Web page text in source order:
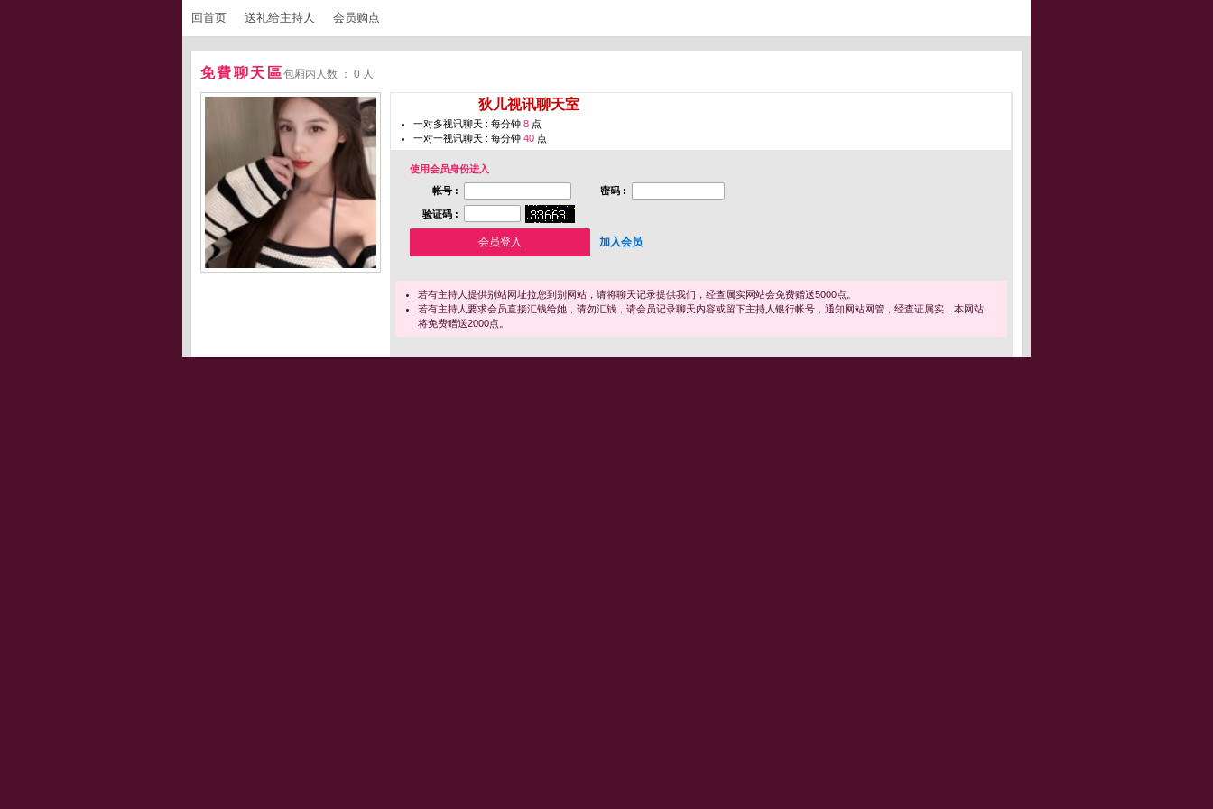
回首页 送礼给主持人 会员购点
免費聊天區包厢内人数 ： 0 人
狄儿视讯聊天室
一对多视讯聊天 : 每分钟 8 点
一对一视讯聊天 : 每分钟 40 点
使用会员身份进入
帐号 :
密码 :
验证码 :
加入会员
若有主持人提供别站网址拉您到别网站，请将聊天记录提供我们，经查属实网站会免费赠送5000点。
若有主持人要求会员直接汇钱给她，请勿汇钱，请会员记录聊天内容或留下主持人银行帐号，通知网站网管，经查证属实，本网站
将免费赠送2000点。